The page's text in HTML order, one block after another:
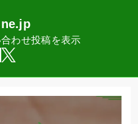
わせ投稿を表示